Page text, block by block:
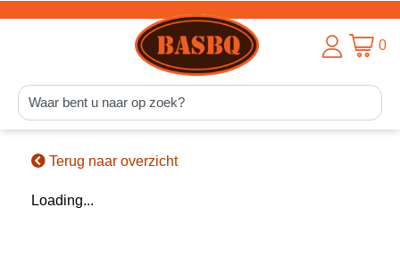
0
Terug naar overzicht
Loading...